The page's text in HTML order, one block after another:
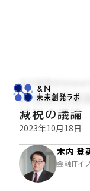
木内登英のGlobal
所信表明演
減税の議論
2023年10月18日
木内 登
金融ITイ